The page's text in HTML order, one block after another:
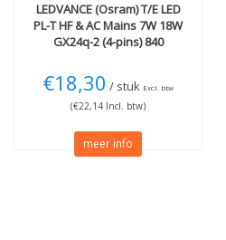
LEDVANCE (Osram)T/E LED
PL-T HF & AC Mains 7W 18W
GX24q-2 (4-pins) 840
€18,30 / stuk Excl. btw
(€22,14 Incl. btw)
meer info